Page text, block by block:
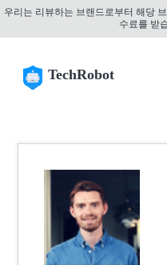
우리는 리뷰하는 브랜드로부터 해당
수료를 받
TechRobot